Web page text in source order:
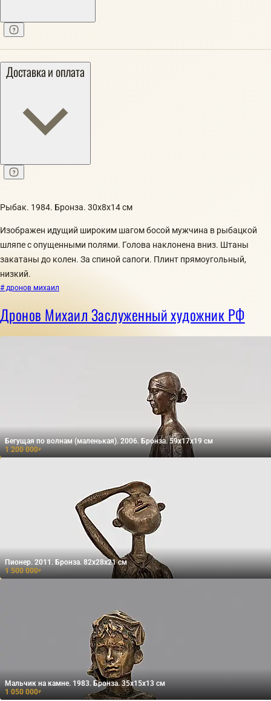
Доставка и оплата
Рыбак. 1984. Бронза. 30x8x14 см
Изображен идущий широким шагом босой мужчина в рыбацкой
шляпе с опущенными полями. Голова наклонена вниз. Штаны
закатаны до колен. За спиной сапоги. Плинт прямоугольный,
низкий.
# дронов михаил
Дронов Михаил Заслуженный художник РФ
Бегущая по волнам (маленькая). 2006. Бронза. 59x17x19 см
1 200 000₽
Пионер. 2011. Бронза. 82x28x21 см
1 500 000₽
Мальчик на камне. 1983. Бронза. 35x15x13 см
1 050 000₽